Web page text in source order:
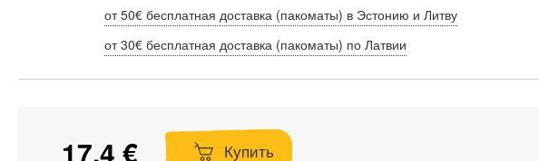
от 50€ бесплатная доставка (пакоматы) в Эстонию и Литву
от 30€ бесплатная доставка (пакоматы) по Латвии
17.4 € Купить